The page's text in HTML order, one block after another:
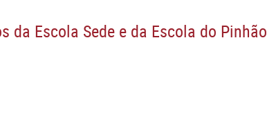
da Escola Sede e da Escola do Pinhão